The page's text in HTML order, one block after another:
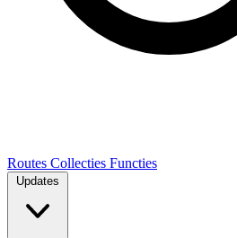
Routes Collecties Functies
Updates